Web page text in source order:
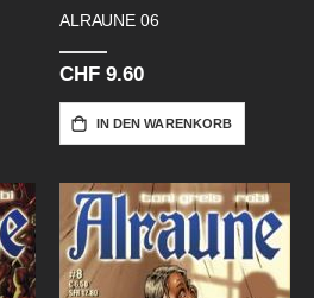
ALRAUNE 06
CHF 9.60
IN DEN WARENKORB